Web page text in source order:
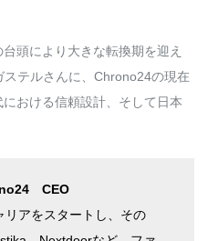
頭により大きな転換期を迎え
テルさんに、Chrono24の現在
おける信頼設計、そして日本
CEO
アをスタートし、その